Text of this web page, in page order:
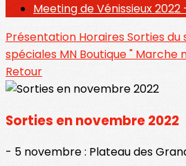
Meeting de Vénissieux 2022
Présentation HorairesSorties du
spéciales MN Boutique " Marche
Retour
Sorties en novembre 2022
- 5 novembre : Plateau des